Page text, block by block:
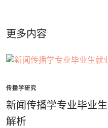
更多内容
传播学研究
新闻传播学专业毕业
解析